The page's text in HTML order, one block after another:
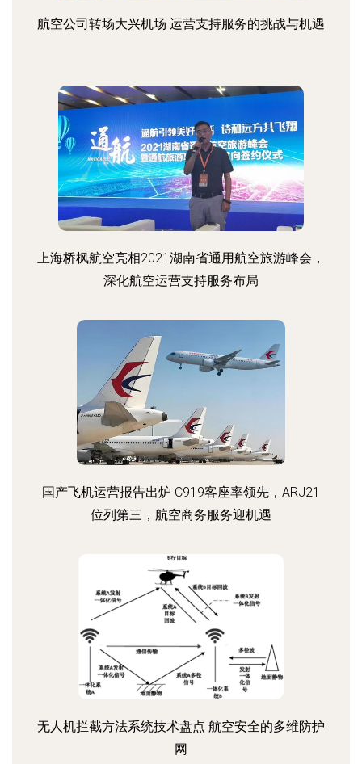
航空公司转场大兴机场 运营支持服务的挑战与机遇
上海桥枫航空亮相2021湖南省通用航空旅游峰会，
深化航空运营支持服务布局
国产飞机运营报告出炉 C919客座率领先，ARJ21
位列第三，航空商务服务迎机遇
无人机拦截方法系统技术盘点 航空安全的多维防护
网